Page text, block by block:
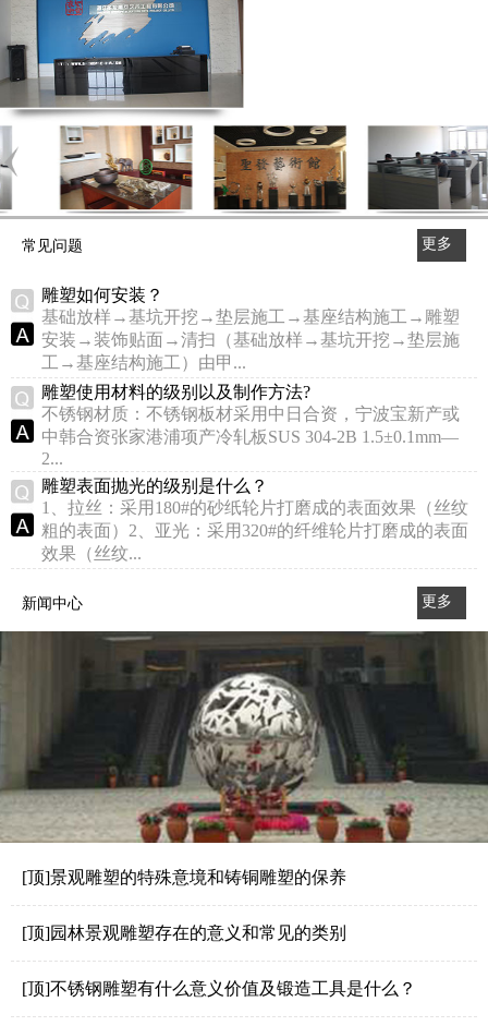
常见问题
更多
雕塑如何安装？
基础放样→基坑开挖→垫层施工→基座结构施工→雕塑
安装→装饰贴面→清扫（基础放样→基坑开挖→垫层施
工→基座结构施工）由甲...
雕塑使用材料的级别以及制作方法?
不锈钢材质：不锈钢板材采用中日合资，宁波宝新产或
中韩合资张家港浦项产冷轧板SUS 304-2B 1.5±0.1mm—
2...
雕塑表面抛光的级别是什么？
1、拉丝：采用180#的砂纸轮片打磨成的表面效果（丝纹
粗的表面）2、亚光：采用320#的纤维轮片打磨成的表面
效果（丝纹...
新闻中心
更多
>>
[顶]景观雕塑的特殊意境和铸铜雕塑的保养
[顶]园林景观雕塑存在的意义和常见的类别
[顶]不锈钢雕塑有什么意义价值及锻造工具是什么？